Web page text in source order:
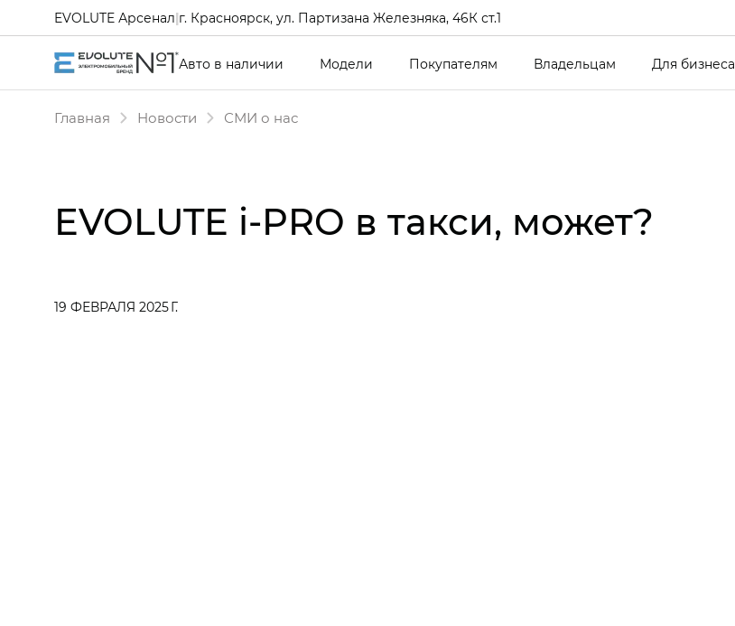
EVOLUTE Арсенал|г. Красноярск, ул. Партизана Железняка, 46К ст.1
Авто в наличии Модели Покупателям Владельцам Для бизнеса
Главная Новости СМИ о нас
EVOLUTE i‑PRO в такси, может?
19 ФЕВРАЛЯ 2025 Г.